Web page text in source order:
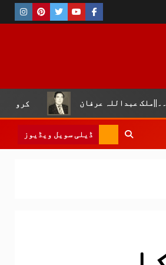
کروڑ لال عیسن عرفان
ڈیلی سویل ویڈیوز